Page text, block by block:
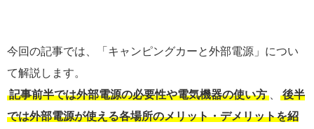
今回の記事では、「キャンピングカーと外部電源」につい
て解説します。
記事前半では外部電源の必要性や電気機器の使い方
後半
では外部電源が使える各場所のメリット・デメリットを紹